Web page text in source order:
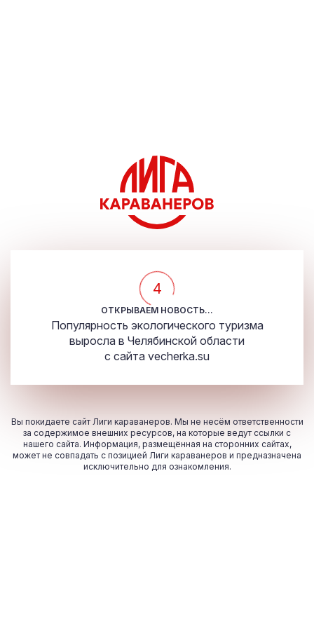
4
ОТКРЫВАЕМ НОВОСТЬ...
Популярность экологического туризма
выросла в Челябинской области
с сайта vecherka.su
Вы покидаете сайт Лиги караванеров. Мы не несём ответственности
за содержимое внешних ресурсов, на которые ведут ссылки с
нашего сайта. Информация, размещённая на сторонних сайтах,
может не совпадать с позицией Лиги караванеров и предназначена
исключительно для ознакомления.